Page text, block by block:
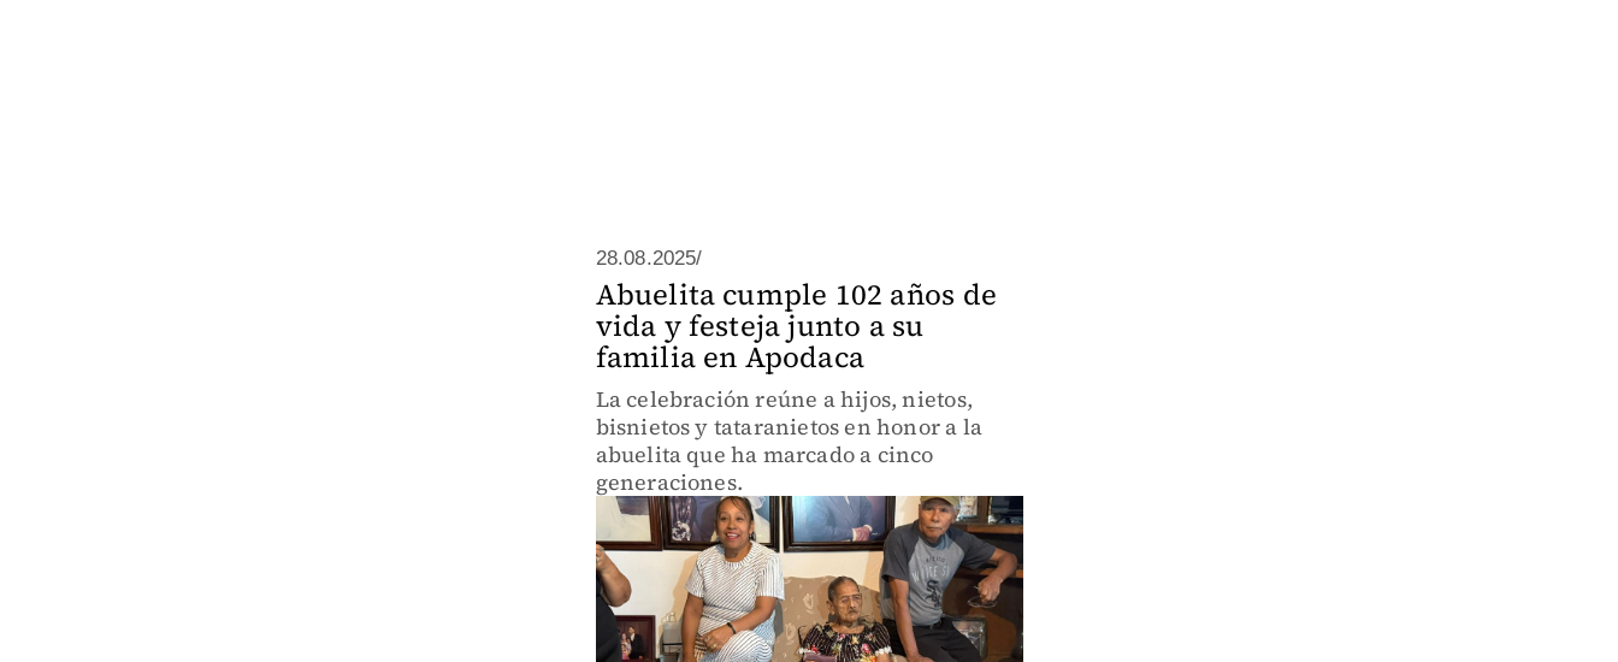
28.08.2025/
Abuelita cumple 102 años de
vida y festeja junto a su
familia en Apodaca
La celebración reúne a hijos, nietos,
bisnietos y tataranietos en honor a la
abuelita que ha marcado a cinco
generaciones.